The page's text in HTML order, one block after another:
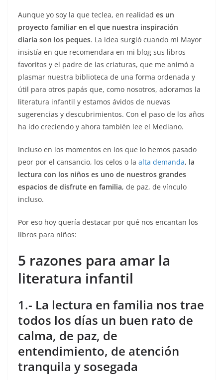
Aunque yo soy la que teclea, en realidad es un
proyecto familiar en el que nuestra inspiración
diaria son los peques. La idea surgió cuando mi Mayor
insistía en que recomendara en mi blog sus libros
favoritos y el padre de las criaturas, que me animó a
plasmar nuestra biblioteca de una forma ordenada y
útil para otros papás que, como nosotros, adoramos la
literatura infantil y estamos ávidos de nuevas
sugerencias y descubrimientos. Con el paso de los años
ha ido creciendo y ahora también lee el Mediano.
Incluso en los momentos en los que lo hemos pasado
peor por el cansancio, los celos o la alta demanda, la
lectura con los niños es uno de nuestros grandes
espacios de disfrute en familia, de paz, de vínculo
incluso.
Por eso hoy quería destacar por qué nos encantan los
libros para niños:
5 razones para amar la
literatura infantil
1.- La lectura en familia nos trae
todos los días un buen rato de
calma, de paz, de
entendimiento, de atención
tranquila y sosegada